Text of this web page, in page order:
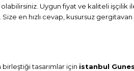
Uygun fiyat ve kaliteli işçilik
en hızlı cevap, kusursuz gergitavan
tasarımlar için istanbul